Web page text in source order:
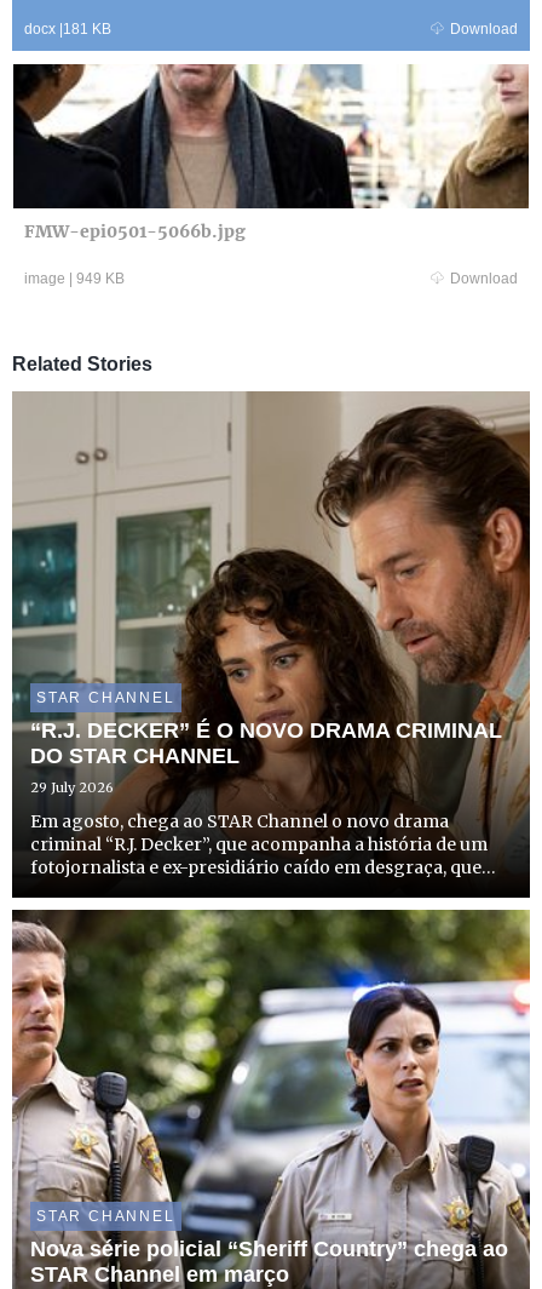
docx 181 KB Download
FMW-epi0501-5066b.jpg
image 949 KB Download
Related Stories
STAR CHANNEL
“R.J. DECKER” É O NOVO DRAMA CRIMINAL
DO STAR CHANNEL
29 July 2026
Em agosto, chega ao STAR Channel o novo drama
criminal “R.J. Decker”, que acompanha a história de um
fotojornalista e ex-presidiário caído em desgraça, que
solarengo e criminoso Sul da Flórida. A estreia desta
produção que com...
STAR CHANNEL
Nova série policial “Sheriff Country” chega ao
STAR Channel em março